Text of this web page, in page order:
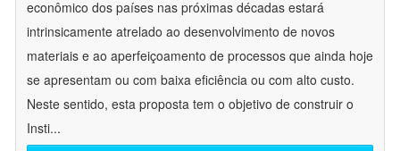
econômico dos países nas próximas décadas estará
intrinsicamente atrelado ao desenvolvimento de novos
materiais e ao aperfeiçoamento de processos que ainda hoje
se apresentam ou com baixa eficiência ou com alto custo.
Neste sentido, esta proposta tem o objetivo de construir o
Insti...